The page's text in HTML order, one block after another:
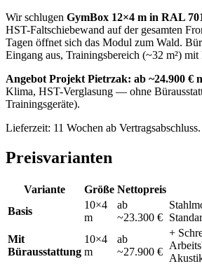
Wir schlugen GymBox 12×4 m in RAL
HST-Faltschiebewand auf der gesamten
Tagen öffnet sich das Modul zum Wald.
Eingang aus, Trainingsbereich (~32 m²)
Angebot Projekt Pietrzak: ab ~24.900 €
Klima, HST-Verglasung — ohne
Trainingsgeräte).
Lieferzeit: 11 Wochen ab Vertragsabschluss.
Preisvarianten
Variante Größe Nettopreis
Basis
10×4
m
ab
~23.300 €
Mit
Bürausstattung
10×4
m
ab
~27.900 €
+